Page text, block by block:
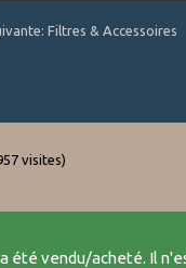
Filtres & Accessoires
visites)
été vendu/acheté. Il